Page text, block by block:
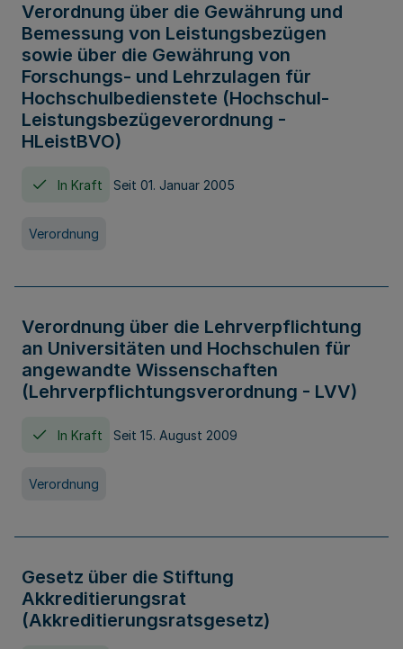
Verordnung über die Gewährung und
Bemessung von Leistungsbezügen
sowie über die Gewährung von
Forschungs- und Lehrzulagen für
Hochschulbedienstete (Hochschul-
Leistungsbezügeverordnung -
HLeistBVO)
In Kraft Seit 01. Januar 2005
Verordnung
Verordnung über die Lehrverpflichtung
an Universitäten und Hochschulen für
angewandte Wissenschaften
(Lehrverpflichtungsverordnung - LVV)
In Kraft Seit 15. August 2009
Verordnung
Gesetz über die Stiftung
Akkreditierungsrat
(Akkreditierungsratsgesetz)